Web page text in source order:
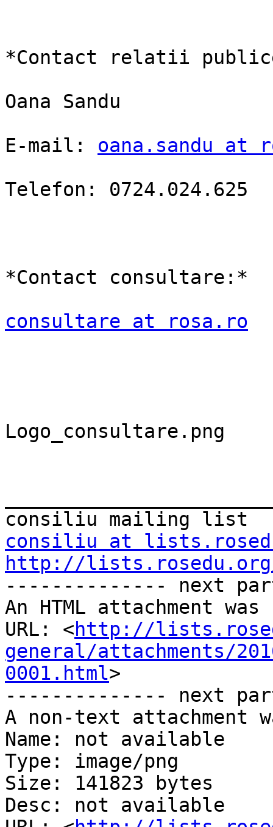
*Contact relatii
Oana Sandu
E-mail: oana.sandu at
Telefon: 0724.024.625
*Contact consultare:*
consultare at rosa.ro
Logo_consultare.png
consiliu at
http://
-------------- next
An HTML attachment
URL: <http://
general/attachments/
0001.html>
-------------- next
A non-text attachment
Name: not available
Type: image/png
Size: 141823 bytes
Desc: not available